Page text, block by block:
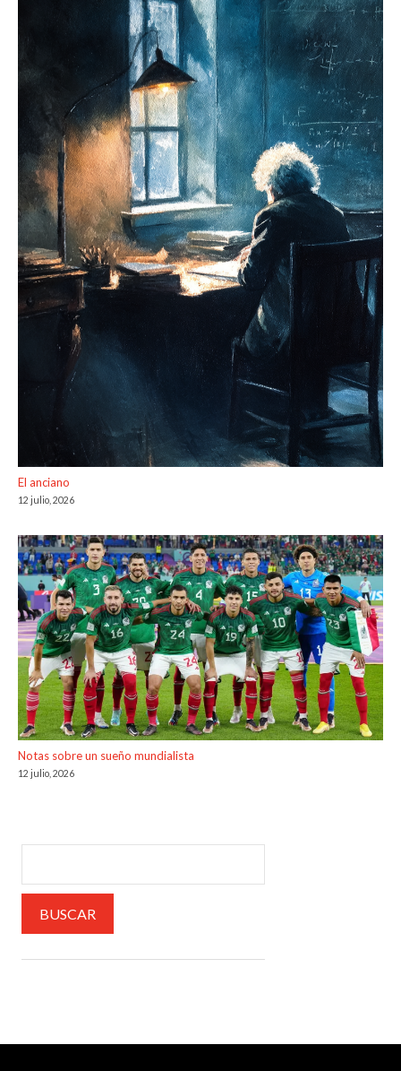
El anciano
12 julio, 2026
Notas sobre un sueño mundialista
12 julio, 2026